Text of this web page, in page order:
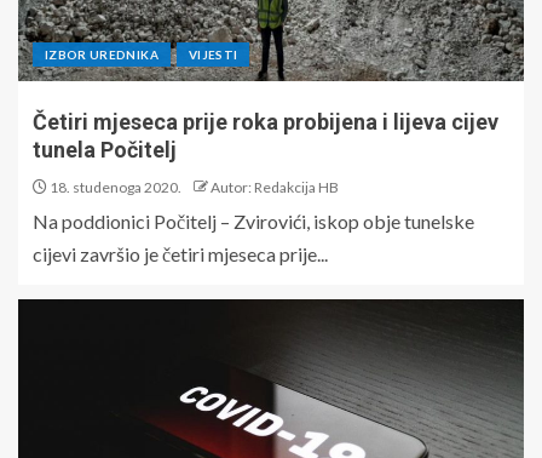
IZBOR UREDNIKA VIJESTI
Četiri mjeseca prije roka probijena i lijeva cijev
tunela Počitelj
18. studenoga 2020. Autor: Redakcija HB
Na poddionici Počitelj – Zvirovići, iskop obje tunelske
cijevi završio je četiri mjeseca prije...